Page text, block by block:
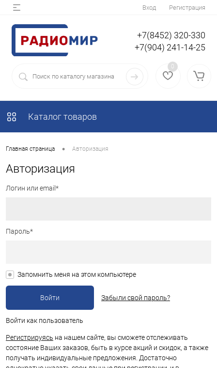
Вход Регистрация
+7(8452) 320-330
+7(904) 241-14-25
0
Каталог товаров
Главная страница • Авторизация
Авторизация
Логин или email*
Пароль*
Запомнить меня на этом компьютере
Забыли свой пароль?
Войти как пользователь
Регистрируясь на нашем сайте, вы сможете отслеживать
состояние Ваших заказов, быть в курсе акций и скидок, а также
получать индивидуальные предложения. Достаточно